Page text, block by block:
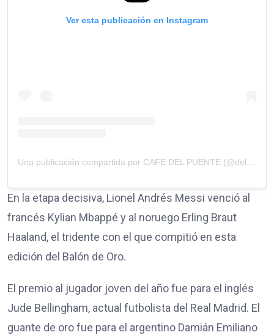
Ver esta publicación en Instagram
Una publicación compartida por CAFE DEL PUENTE (@delpuente.coffee)
En la etapa decisiva, Lionel Andrés Messi venció al
francés Kylian Mbappé y al noruego Erling Braut
Haaland, el tridente con el que compitió en esta
edición del Balón de Oro.
El premio al jugador joven del año fue para el inglés
Jude Bellingham, actual futbolista del Real Madrid. El
guante de oro fue para el argentino Damián Emiliano